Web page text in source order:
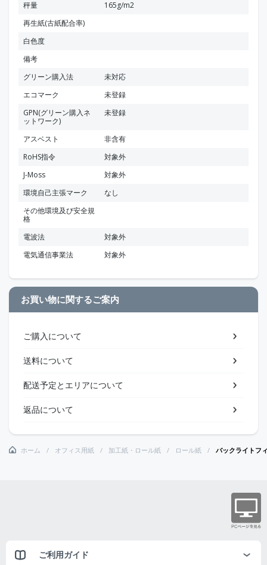
秤量
165g/m2
再生紙(古紙配合率)
白色度
備考
グリーン購入法
未対応
エコマーク
未登録
GPN(グリーン購入ネ
ットワーク)
未登録
アスベスト
非含有
RoHS指令
対象外
J-Moss
対象外
環境自己主張マーク
なし
その他環境及び安全規
格
電波法
対象外
電気通信事業法
対象外
お買い物に関するご案内
ご購入について
送料について
配送予定とエリアについて
返品について
ホーム オフィス用紙 加工紙・ロール紙 ロール紙 バックライトフ
ご利用ガイド